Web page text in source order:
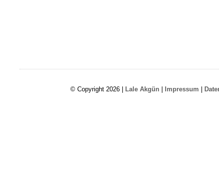
© Copyright 2026 | Lale Akgün Impressum